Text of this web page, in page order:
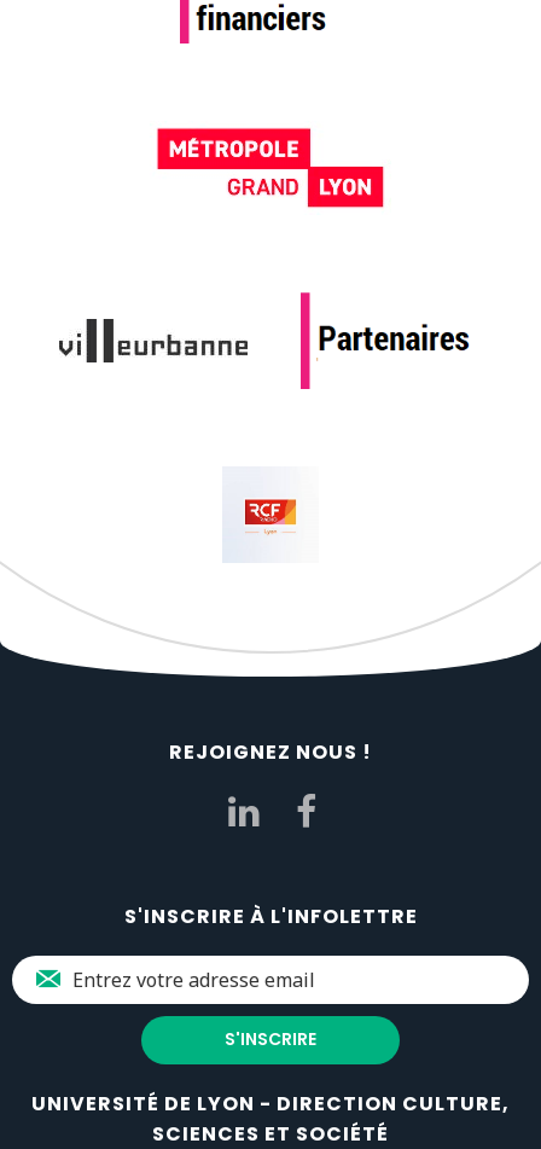
REJOIGNEZ NOUS !
S'INSCRIRE À L'INFOLETTRE
UNIVERSITÉ DE LYON - DIRECTION CULTURE,
SCIENCES ET SOCIÉTÉ